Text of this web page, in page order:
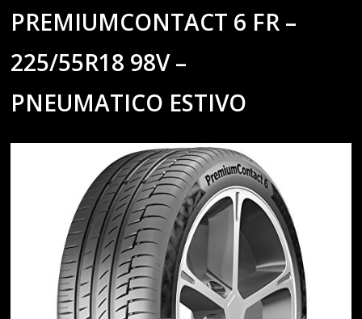
PREMIUMCONTACT 6 FR –
225/55R18 98V –
PNEUMATICO ESTIVO